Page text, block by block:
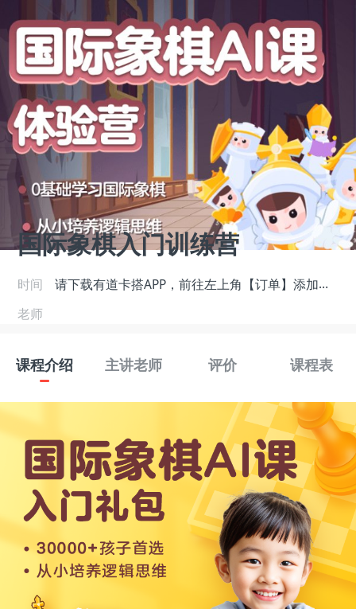
国际象棋入门训练营
时间
请下载有道卡搭APP，前往左上角【订单】添加老师学习
老师
课程介绍 主讲老师 评价 课程表